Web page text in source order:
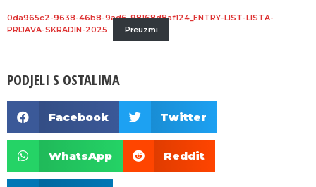
0da965c2-9638-46b8-9ad6-98168d8af124_ENTRY-LIST-LISTA-
PRIJAVA-SKRADIN-2025
Preuzmi
PODJELI S OSTALIMA
Facebook Twitter
WhatsApp Reddit